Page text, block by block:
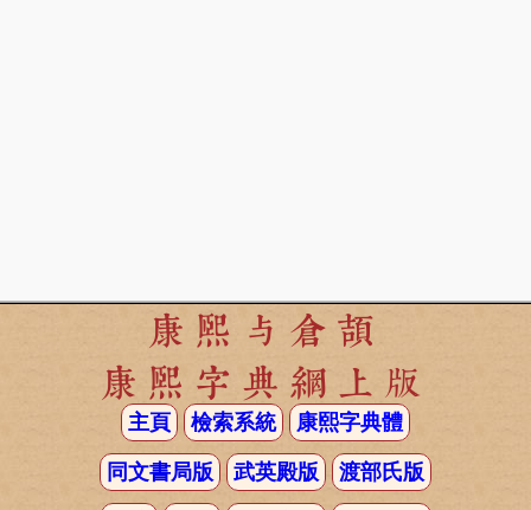
康熙与倉頡
康熙字典網上版
主頁 檢索系統 康熙字典體
同文書局版 武英殿版 渡部氏版